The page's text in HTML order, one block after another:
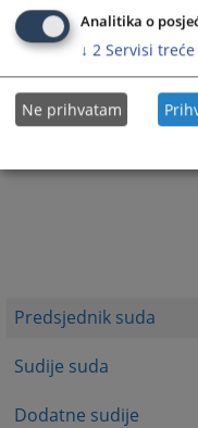
Predsjednik suda
Sudije suda
Dodatne sudije
PratećiAnalitika o
↓ 2 Servisi
Ne prihvatam